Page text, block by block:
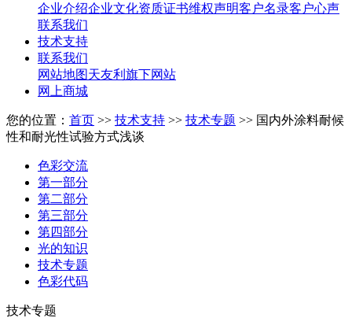
企业介绍企业文化资质证书维权声明客户名录客户心声
联系我们
技术支持
联系我们
网站地图天友利旗下网站
网上商城
您的位置： 首页 >> 技术支持 >> 技术专题 >> 国内外涂料耐候
性和耐光性试验方式浅谈
色彩交流
第一部分
第二部分
第三部分
第四部分
光的知识
技术专题
色彩代码
技术专题